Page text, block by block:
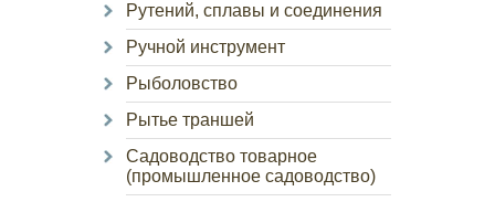
Рутений, сплавы и соединения
Ручной инструмент
Рыболовство
Рытье траншей
Садоводство товарное
(промышленное садоводство)